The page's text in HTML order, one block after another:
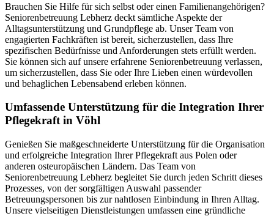
Brauchen Sie Hilfe für sich selbst oder einen Familienangehörigen?
Seniorenbetreuung Lebherz deckt sämtliche Aspekte der
Alltagsunterstützung und Grundpflege ab. Unser Team von
engagierten Fachkräften ist bereit, sicherzustellen, dass Ihre
spezifischen Bedürfnisse und Anforderungen stets erfüllt werden.
Sie können sich auf unsere erfahrene Seniorenbetreuung verlassen,
um sicherzustellen, dass Sie oder Ihre Lieben einen würdevollen
und behaglichen Lebensabend erleben können.
Umfassende Unterstützung für die Integration Ihrer
Pflegekraft in Vöhl
Genießen Sie maßgeschneiderte Unterstützung für die Organisation
und erfolgreiche Integration Ihrer Pflegekraft aus Polen oder
anderen osteuropäischen Ländern. Das Team von
Seniorenbetreuung Lebherz begleitet Sie durch jeden Schritt dieses
Prozesses, von der sorgfältigen Auswahl passender
Betreuungspersonen bis zur nahtlosen Einbindung in Ihren Alltag.
Unsere vielseitigen Dienstleistungen umfassen eine gründliche